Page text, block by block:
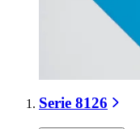
Serie 8126